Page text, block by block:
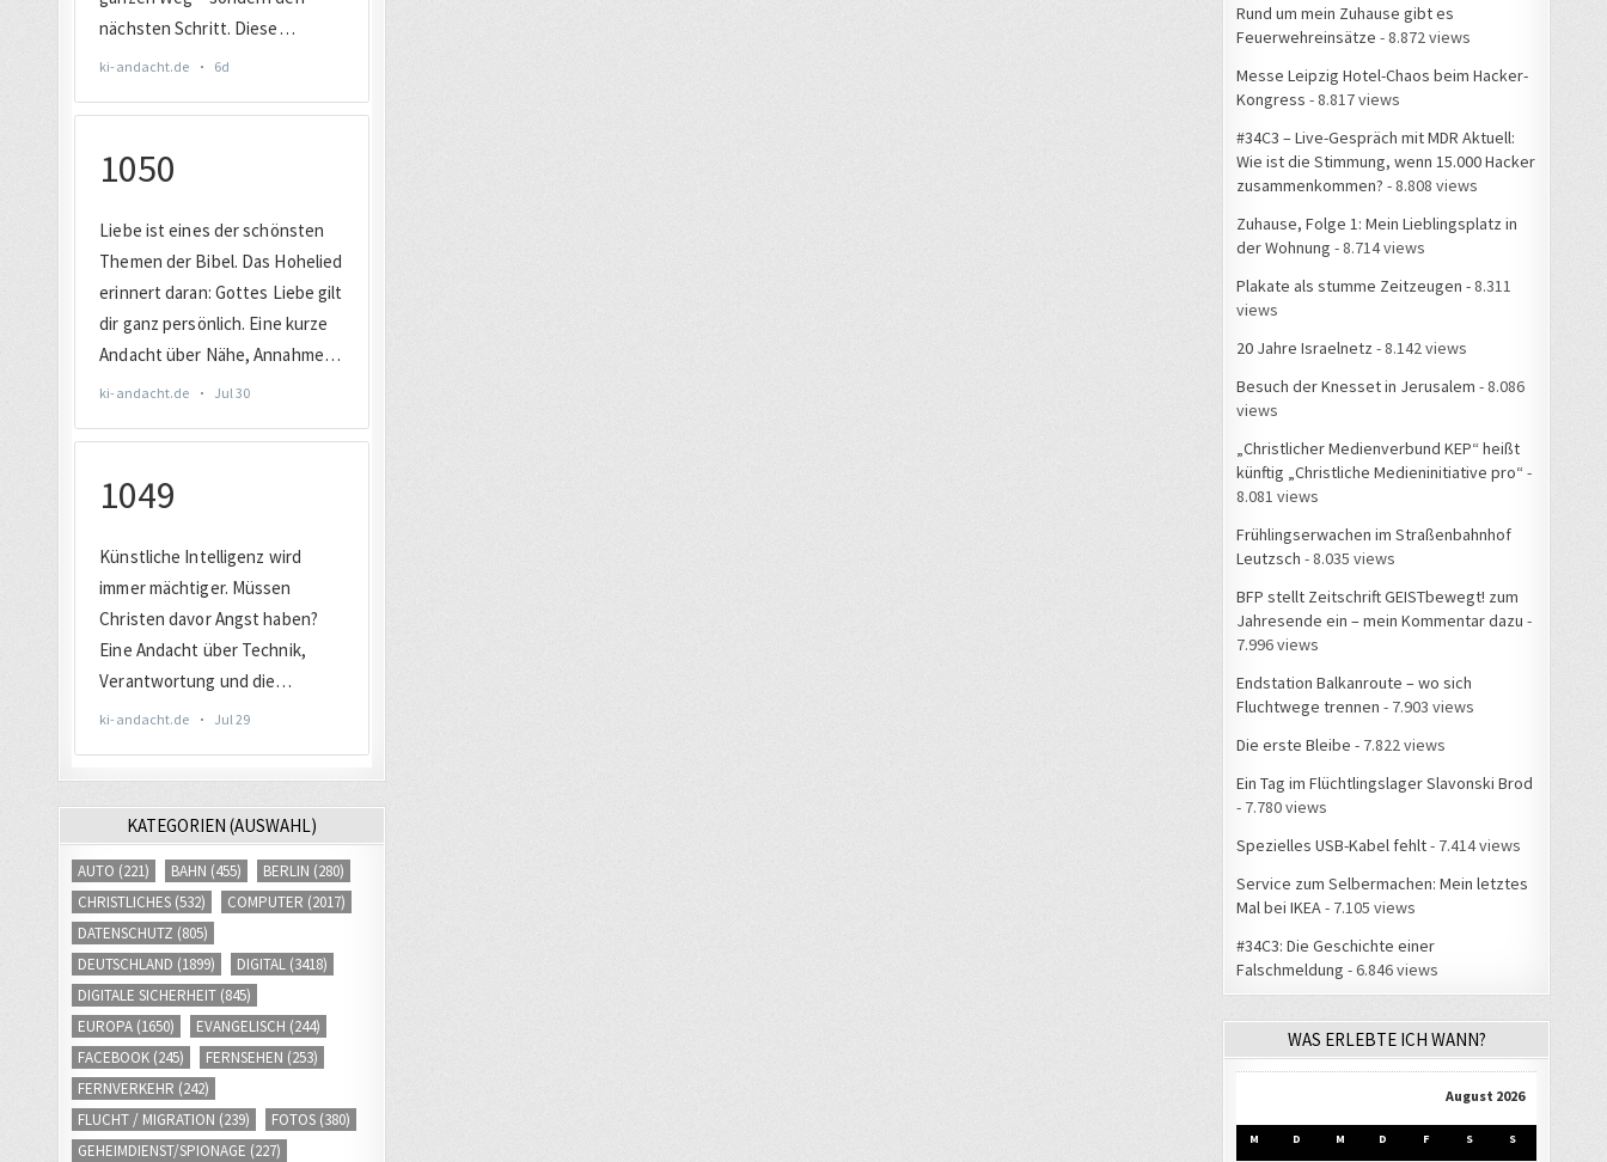
KATEGORIEN (AUSWAHL)
AUTO (221) BAHN (455) BERLIN (280)
CHRISTLICHES (532) COMPUTER (2017)
DATENSCHUTZ (805)
DEUTSCHLAND (1899) DIGITAL (3418)
DIGITALE SICHERHEIT (845)
EUROPA (1650) EVANGELISCH (244)
FACEBOOK (245) FERNSEHEN (253)
FERNVERKEHR (242)
FLUCHT / MIGRATION (239) FOTOS (380)
GEHEIMDIENST/SPIONAGE (227)
Rund um mein Zuhause gibt es
Feuerwehreinsätze - 8.872 views
Messe Leipzig Hotel-Chaos beim Hacker-
Kongress - 8.817 views
#34C3 – Live-Gespräch mit MDR Aktuell:
Wie ist die Stimmung, wenn 15.000 Hacker
zusammenkommen? - 8.808 views
Zuhause, Folge 1: Mein Lieblingsplatz in
der Wohnung - 8.714 views
Plakate als stumme Zeitzeugen - 8.311
views
20 Jahre Israelnetz - 8.142 views
Besuch der Knesset in Jerusalem - 8.086
views
„Christlicher Medienverbund KEP“ heißt
künftig „Christliche Medieninitiative pro“ -
8.081 views
Frühlingserwachen im Straßenbahnhof
Leutzsch - 8.035 views
BFP stellt Zeitschrift GEISTbewegt! zum
Jahresende ein – mein Kommentar dazu -
7.996 views
Endstation Balkanroute – wo sich
Fluchtwege trennen - 7.903 views
Die erste Bleibe - 7.822 views
Ein Tag im Flüchtlingslager Slavonski Brod
- 7.780 views
Spezielles USB-Kabel fehlt- 7.414 views
Service zum Selbermachen: Mein letztes
Mal bei IKEA - 7.105 views
#34C3: Die Geschichte einer
Falschmeldung - 6.846 views
WAS ERLEBTE ICH WANN?
August 2026
M D M D F S S